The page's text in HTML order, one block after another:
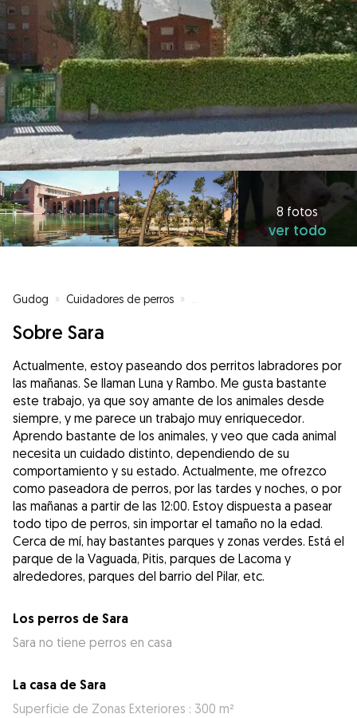
8 fotos
ver todo
Gudog » Cuidadores de perros »
Sobre Sara
Actualmente, estoy paseando dos perritos labradores por
las mañanas. Se llaman Luna y Rambo. Me gusta bastante
este trabajo, ya que soy amante de los animales desde
siempre, y me parece un trabajo muy enriquecedor.
Aprendo bastante de los animales, y veo que cada animal
necesita un cuidado distinto, dependiendo de su
comportamiento y su estado. Actualmente, me ofrezco
como paseadora de perros, por las tardes y noches, o por
las mañanas a partir de las 12:00. Estoy dispuesta a pasear
todo tipo de perros, sin importar el tamaño no la edad.
Cerca de mí, hay bastantes parques y zonas verdes. Está el
parque de la Vaguada, Pitis, parques de Lacoma y
Los perros de Sara
Sara no tiene perros en casa
La casa de Sara
Superficie de Zonas Exteriores : 300 m²